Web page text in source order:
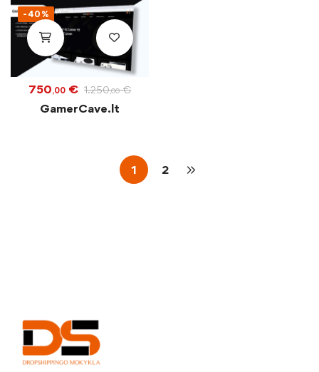
-40%
750,00 € 1.250,00 €
GamerCave.lt
1 2